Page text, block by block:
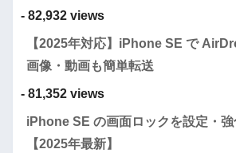
- 82,932 views
【2025年対応】iPhone SE で
画像・動画も簡単転送
- 81,352 views
iPhone SE の画面ロックを設定・
【2025年最新】